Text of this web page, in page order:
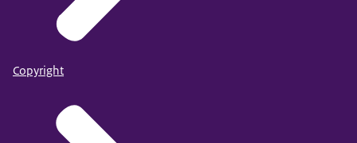
Copyright